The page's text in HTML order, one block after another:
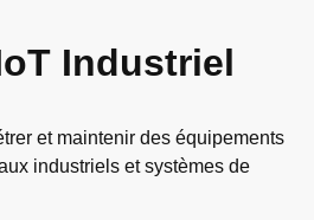
Industriel
et maintenir des équipements
industriels et systèmes de